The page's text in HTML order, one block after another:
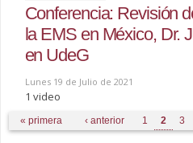
Conferencia: Revisión
la EMS en México, Dr.
en UdeG
Lunes 19 de Julio de 2021
1 video
Páginas
« primera ‹ anterior 1 2 3